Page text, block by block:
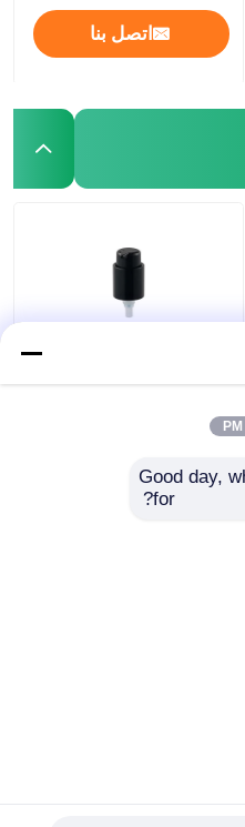
اتصل بنا
البنفسجية إغلاق مع مفتاح
اليسار الصحيح
افضل سعرGood day,
for?